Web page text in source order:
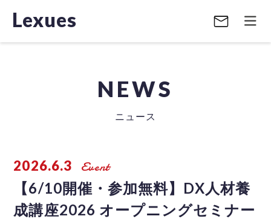
Lexues
NEWS
ニュース
2026.6.3 Event
【6/10開催・参加無料】DX人材養
成講座2026 オープニングセミナー